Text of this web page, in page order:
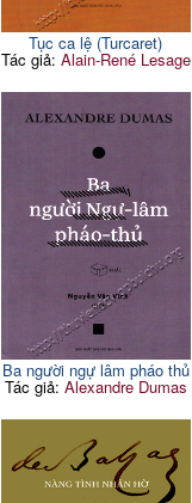
Tục ca lệ (Turcaret)
Tác giả: Alain-René Lesage
Ba người ngự lâm pháo thủ
Tác giả: Alexandre Dumas